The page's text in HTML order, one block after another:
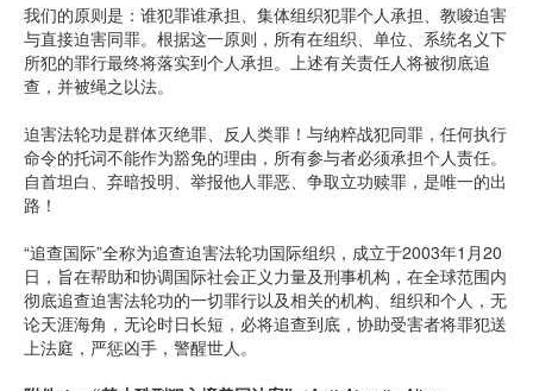
我们的原则是：谁犯罪谁承担、集体组织犯罪个人承担、教唆迫害
与直接迫害同罪。根据这一原则，所有在组织、单位、系统名义下
所犯的罪行最终将落实到个人承担。上述有关责任人将被彻底追
查，并被绳之以法。
迫害法轮功是群体灭绝罪、反人类罪！与纳粹战犯同罪，任何执行
命令的托词不能作为豁免的理由，所有参与者必须承担个人责任。
自首坦白、弃暗投明、举报他人罪恶、争取立功赎罪，是唯一的出
路！
“追查国际”全称为追查迫害法轮功国际组织，成立于2003年1月20
日，旨在帮助和协调国际社会正义力量及刑事机构，在全球范围内
彻底追查迫害法轮功的一切罪行以及相关的机构、组织和个人，无
论天涯海角，无论时日长短，必将追查到底，协助受害者将罪犯送
上法庭，严惩凶手，警醒世人。